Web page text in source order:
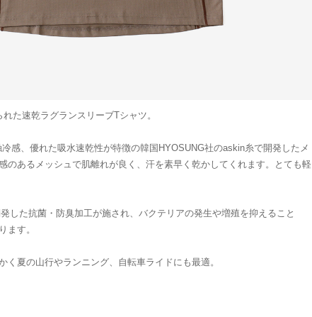
た速乾ラグランスリーブTシャツ。
感、優れた吸水速乾性が特徴の韓国HYOSUNG社のaskin糸で開発したメ
のあるメッシュで肌離れが良く、汗を素早く乾かしてくれます。とても軽
した抗菌・防臭加工が施され、バクテリアの発生や増殖を抑えること
ます。
く夏の山行やランニング、自転車ライドにも最適。